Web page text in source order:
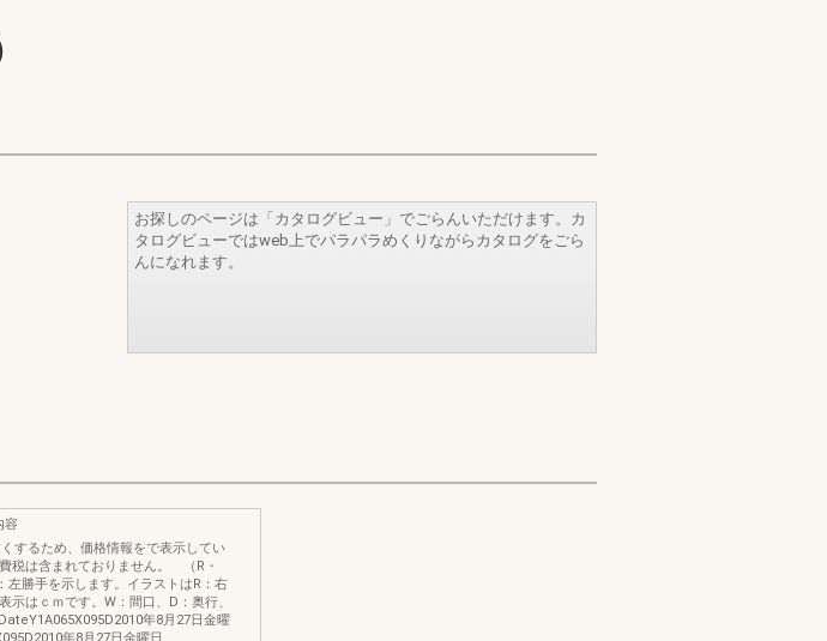
お探しのページは「カタログビュー」でごらんいただけます。カ
タログビューではweb上でパラパラめくりながらカタログをごら
んになれます。
容
するため、価格情報をで表示してい
税は含まれておりません。 （R・
左勝手を示します。イラストはR：右
はｃｍです。W：間口、D：奥行、
年8月27日金曜
年8月27日金曜日